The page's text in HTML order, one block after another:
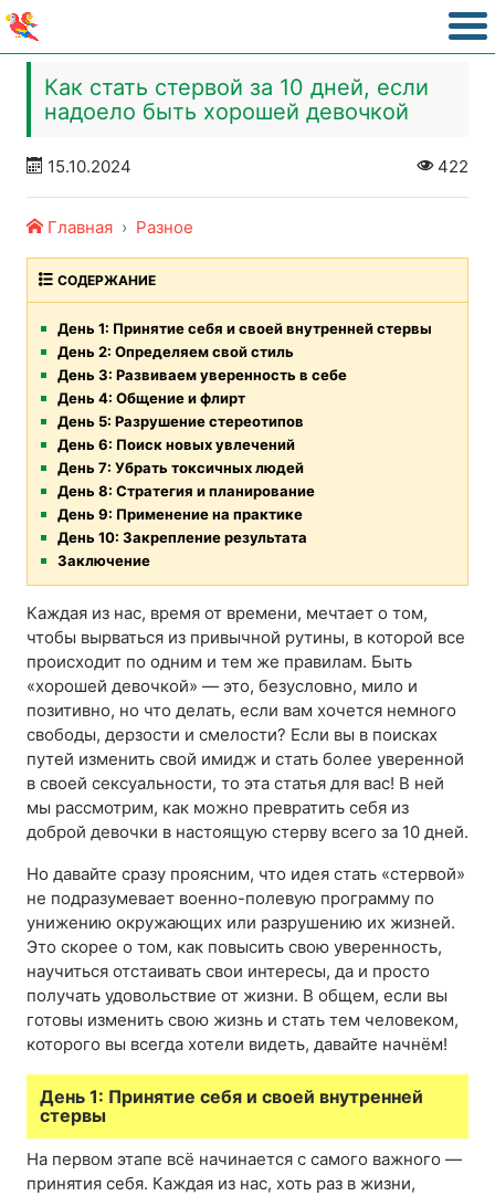
Как стать стервой за 10 дней, если
надоело быть хорошей девочкой
15.10.2024 422
Главная Разное
СОДЕРЖАНИЕ
День 1: Принятие себя и своей внутренней стервы
День 2: Определяем свой стиль
День 3: Развиваем уверенность в себе
День 4: Общение и флирт
День 5: Разрушение стереотипов
День 6: Поиск новых увлечений
День 7: Убрать токсичных людей
День 8: Стратегия и планирование
День 9: Применение на практике
День 10: Закрепление результата
Заключение
Каждая из нас, время от времени, мечтает о том,
чтобы вырваться из привычной рутины, в которой все
происходит по одним и тем же правилам. Быть
«хорошей девочкой» — это, безусловно, мило и
позитивно, но что делать, если вам хочется немного
свободы, дерзости и смелости? Если вы в поисках
путей изменить свой имидж и стать более уверенной
в своей сексуальности, то эта статья для вас! В ней
мы рассмотрим, как можно превратить себя из
доброй девочки в настоящую стерву всего за 10 дней.
Но давайте сразу проясним, что идея стать «стервой»
не подразумевает военно-полевую программу по
унижению окружающих или разрушению их жизней.
Это скорее о том, как повысить свою уверенность,
научиться отстаивать свои интересы, да и просто
получать удовольствие от жизни. В общем, если вы
готовы изменить свою жизнь и стать тем человеком,
которого вы всегда хотели видеть, давайте начнём!
День 1: Принятие себя и своей внутренней
стервы
На первом этапе всё начинается с самого важного —
принятия себя. Каждая из нас, хоть раз в жизни,